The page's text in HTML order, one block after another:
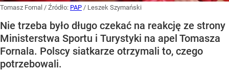
Tomasz Fornal / Źródło: PAP / Leszek Szymański
Nie trzeba było długo czekać na reakcję ze strony
Ministerstwa Sportu i Turystyki na apel Tomasza
Fornala. Polscy siatkarze otrzymali to, czego
potrzebowali.